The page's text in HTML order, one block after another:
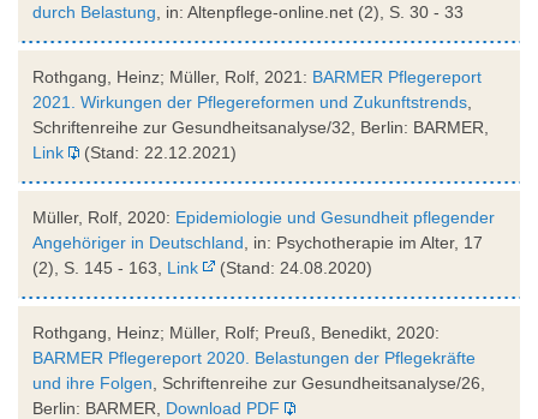
durch Belastung , in: Altenpflege-online.net (2), S. 30 - 33
Rothgang, Heinz; Müller, Rolf, 2021: BARMER Pflegereport
2021. Wirkungen der Pflegereformen und Zukunftstrends
Schriftenreihe zur Gesundheitsanalyse/32, Berlin: BARMER,
Link
(Stand: 22.12.2021)
Müller, Rolf, 2020: Epidemiologie und Gesundheit pflegender
Angehöriger in Deutschland , in: Psychotherapie im Alter, 17
(2), S. 145 - 163, Link (Stand: 24.08.2020)
Rothgang, Heinz; Müller, Rolf; Preuß, Benedikt, 2020:
BARMER Pflegereport 2020. Belastungen der Pflegekräfte
und ihre Folgen , Schriftenreihe zur Gesundheitsanalyse/26,
Berlin: BARMER, Download PDF